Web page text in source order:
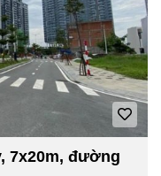
7x20m, đường